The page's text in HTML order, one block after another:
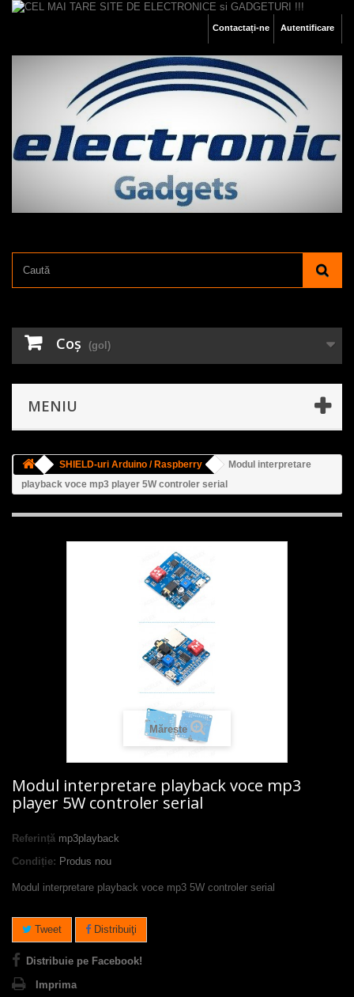
Autentificare
Contactați-ne
Coş (gol)
MENIU
SHIELD-uri Arduino / Raspberry
Modul interpretare
playback voce mp3 player 5W controler serial
Mărește
Modul interpretare playback voce mp3
player 5W controler serial
Referință mp3playback
Condiție: Produs nou
Modul interpretare playback voce mp3 5W controler serial
Tweet Distribuiţi
Distribuie pe Facebook!
Imprima